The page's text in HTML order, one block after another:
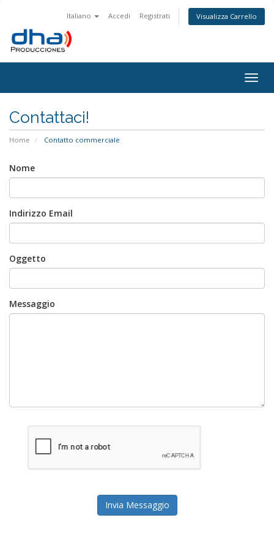
Italiano Accedi Registrati Visualizza Carrello
Contattaci!
Home Contatto commerciale
Nome
Indirizzo Email
Oggetto
Messaggio
Invia Messaggio